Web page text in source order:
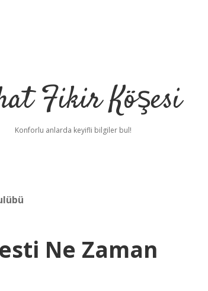
Fikir Köşesi
Konforlu anlarda keyifli bilgiler bul!
Ne Zaman